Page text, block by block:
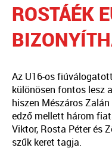
ROSTÁÉK
Az U16-os
különösen fontos lesz
hiszen Mészáros
edző mellett három
Viktor, Rosta Péter és
szűk keret tagja.